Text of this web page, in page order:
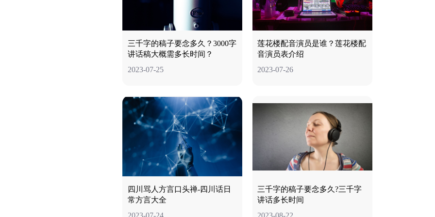
三千字的稿子要念多久？3000字
讲话稿大概需多长时间？
2023-07-25
莲花楼配音演员是谁？莲花楼配
音演员表介绍
2023-07-26
四川骂人方言口头禅-四川话日
常方言大全
三千字的稿子要念多久?三千字
讲话多长时间